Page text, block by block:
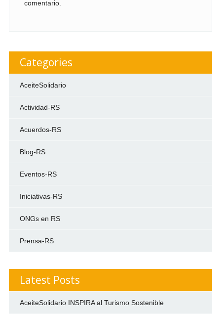
comentario.
Categories
AceiteSolidario
Actividad-RS
Acuerdos-RS
Blog-RS
Eventos-RS
Iniciativas-RS
ONGs en RS
Prensa-RS
Latest Posts
AceiteSolidario INSPIRA al Turismo Sostenible